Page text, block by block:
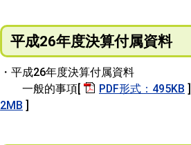
平成26年度決算付属資料
・平成26年度決算付属資料
一般的事項[
PDF形式：495KB
2MB ]